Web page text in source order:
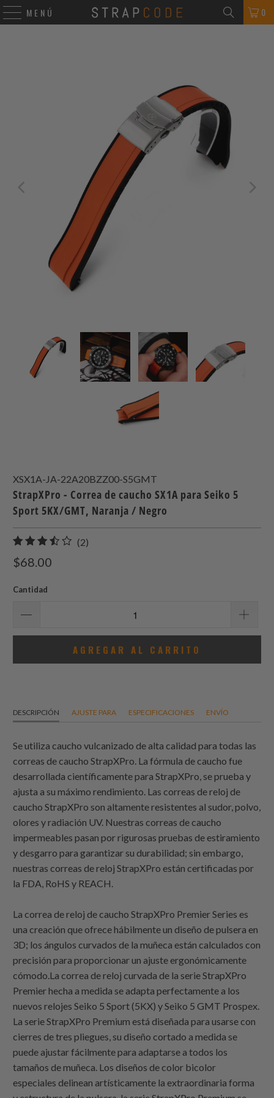
MENÚ 0
XSX1A-JA-22A20BZZ00-S5GMT
StrapXPro - Correa de caucho SX1A para Seiko 5
Sport 5KX/GMT, Naranja / Negro
(2)
$68.00
Cantidad
AGREGAR AL CARRITO
DESCRIPCIÓN AJUSTE PARA ESPECIFICACIONES ENVÍO
Se utiliza caucho vulcanizado de alta calidad para todas las
correas de caucho StrapXPro. La fórmula de caucho fue
desarrollada científicamente para StrapXPro, se prueba y
ajusta a su máximo rendimiento. Las correas de reloj de
caucho StrapXPro son altamente resistentes al sudor, polvo,
olores y radiación UV. Nuestras correas de caucho
impermeables pasan por rigurosas pruebas de estiramiento
y desgarro para garantizar su durabilidad; sin embargo,
nuestras correas de reloj StrapXPro están certificadas por
la FDA, RoHS y REACH.
La correa de reloj de caucho StrapXPro Premier Series es
una creación que ofrece hábilmente un diseño de pulsera en
3D; los ángulos curvados de la muñeca están calculados con
precisión para proporcionar un ajuste ergonómicamente
cómodo.La correa de reloj curvada de la serie StrapXPro
Premier hecha a medida se adapta perfectamente a los
nuevos relojes Seiko 5 Sport (5KX) y Seiko 5 GMT Prospex.
La serie StrapXPro Premium está diseñada para usarse con
cierres de tres pliegues, su diseño cortado a medida se
puede ajustar fácilmente para adaptarse a todos los
tamaños de muñeca. Los diseños de color bicolor
especiales delinean artísticamente la extraordinaria forma